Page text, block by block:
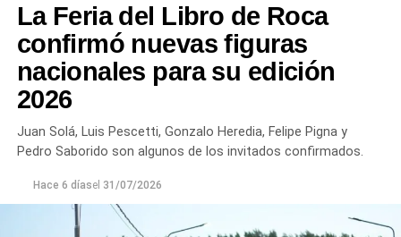
La Feria del Libro de Roca
confirmó nuevas figuras
nacionales para su edición
2026
Juan Solá, Luis Pescetti, Gonzalo Heredia, Felipe Pigna y
Pedro Saborido son algunos de los invitados confirmados.
Hace 6 díasel 31/07/2026